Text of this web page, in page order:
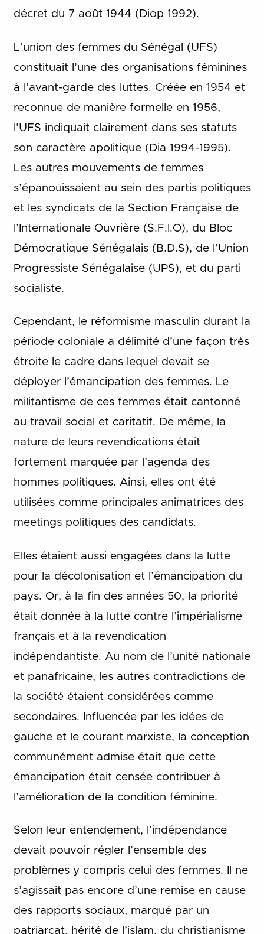
décret du 7 août 1944 (Diop 1992).
L’union des femmes du Sénégal (UFS)
constituait l’une des organisations féminines
à l’avant-garde des luttes. Créée en 1954 et
reconnue de manière formelle en 1956,
l’UFS indiquait clairement dans ses statuts
son caractère apolitique (Dia 1994-1995).
Les autres mouvements de femmes
s’épanouissaient au sein des partis politiques
et les syndicats de la Section Française de
l’Internationale Ouvrière (S.F.I.O), du Bloc
Démocratique Sénégalais (B.D.S), de l’Union
Progressiste Sénégalaise (UPS), et du parti
socialiste.
Cependant, le réformisme masculin durant la
période coloniale a délimité d’une façon très
étroite le cadre dans lequel devait se
déployer l’émancipation des femmes. Le
militantisme de ces femmes était cantonné
au travail social et caritatif. De même, la
nature de leurs revendications était
fortement marquée par l’agenda des
hommes politiques. Ainsi, elles ont été
utilisées comme principales animatrices des
meetings politiques des candidats.
Elles étaient aussi engagées dans la lutte
pour la décolonisation et l’émancipation du
pays. Or, à la fin des années 50, la priorité
était donnée à la lutte contre l’impérialisme
français et à la revendication
indépendantiste. Au nom de l’unité nationale
et panafricaine, les autres contradictions de
la société étaient considérées comme
secondaires. Influencée par les idées de
gauche et le courant marxiste, la conception
communément admise était que cette
émancipation était censée contribuer à
l’amélioration de la condition féminine.
Selon leur entendement, l’indépendance
devait pouvoir régler l’ensemble des
problèmes y compris celui des femmes. Il ne
s’agissait pas encore d’une remise en cause
des rapports sociaux, marqué par un
patriarcat, hérité de l’islam, du christianisme